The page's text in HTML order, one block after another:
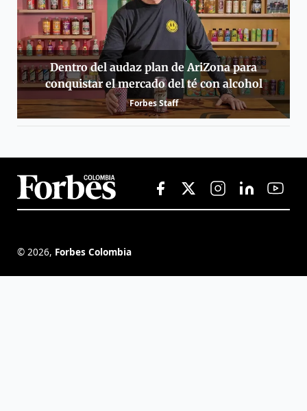
Dentro del audaz plan de AriZona para
conquistar el mercado del té con alcohol
Forbes Staff
© 2026, Forbes Colombia